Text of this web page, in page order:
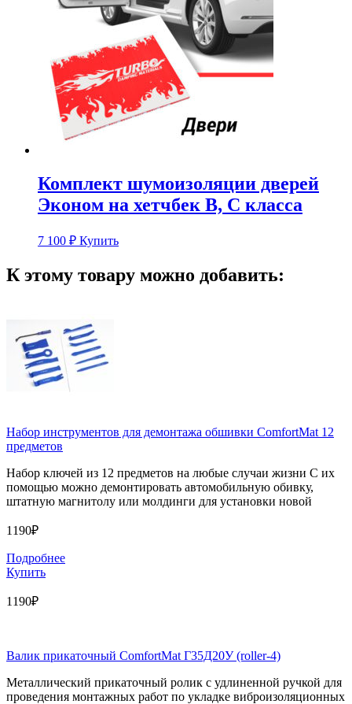
Комплект шумоизоляции дверей
Эконом на хетчбек В, С класса
7 100 ₽ Купить
К этому товару можно добавить:
Набор инструментов для демонтажа обшивки ComfortMat 12
предметов
Набор ключей из 12 предметов на любые случаи жизни С их
помощью можно демонтировать автомобильную обивку,
штатную магнитолу или молдинги для установки новой
1190₽
Подробнее
Купить
1190₽
Валик прикаточный ComfortMat Г35Д20У (roller-4)
Металлический прикаточный ролик с удлиненной ручкой для
проведения монтажных работ по укладке виброизоляционных